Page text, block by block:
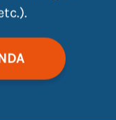
contributors